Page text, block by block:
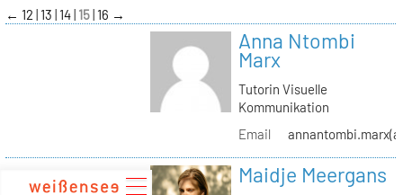
zum
Inhalt
← 12 13 14 15 16 →
Anna Ntombi
Marx
Tutorin Visuelle
Kommunikation
Email
Maidje Meergans